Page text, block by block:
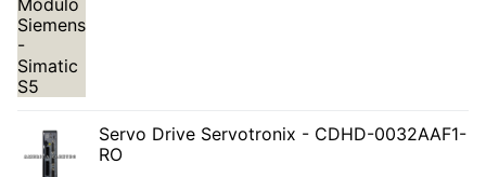
Servo Drive Servotronix - CDHD-0032AAF1-
RO